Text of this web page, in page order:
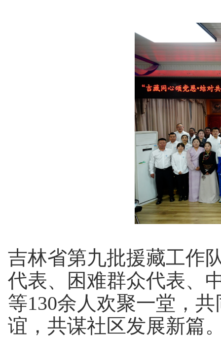
吉林省第九批援藏工作
代表、困难群众代表、
等130余人欢聚一堂，
谊，共谋社区发展新篇